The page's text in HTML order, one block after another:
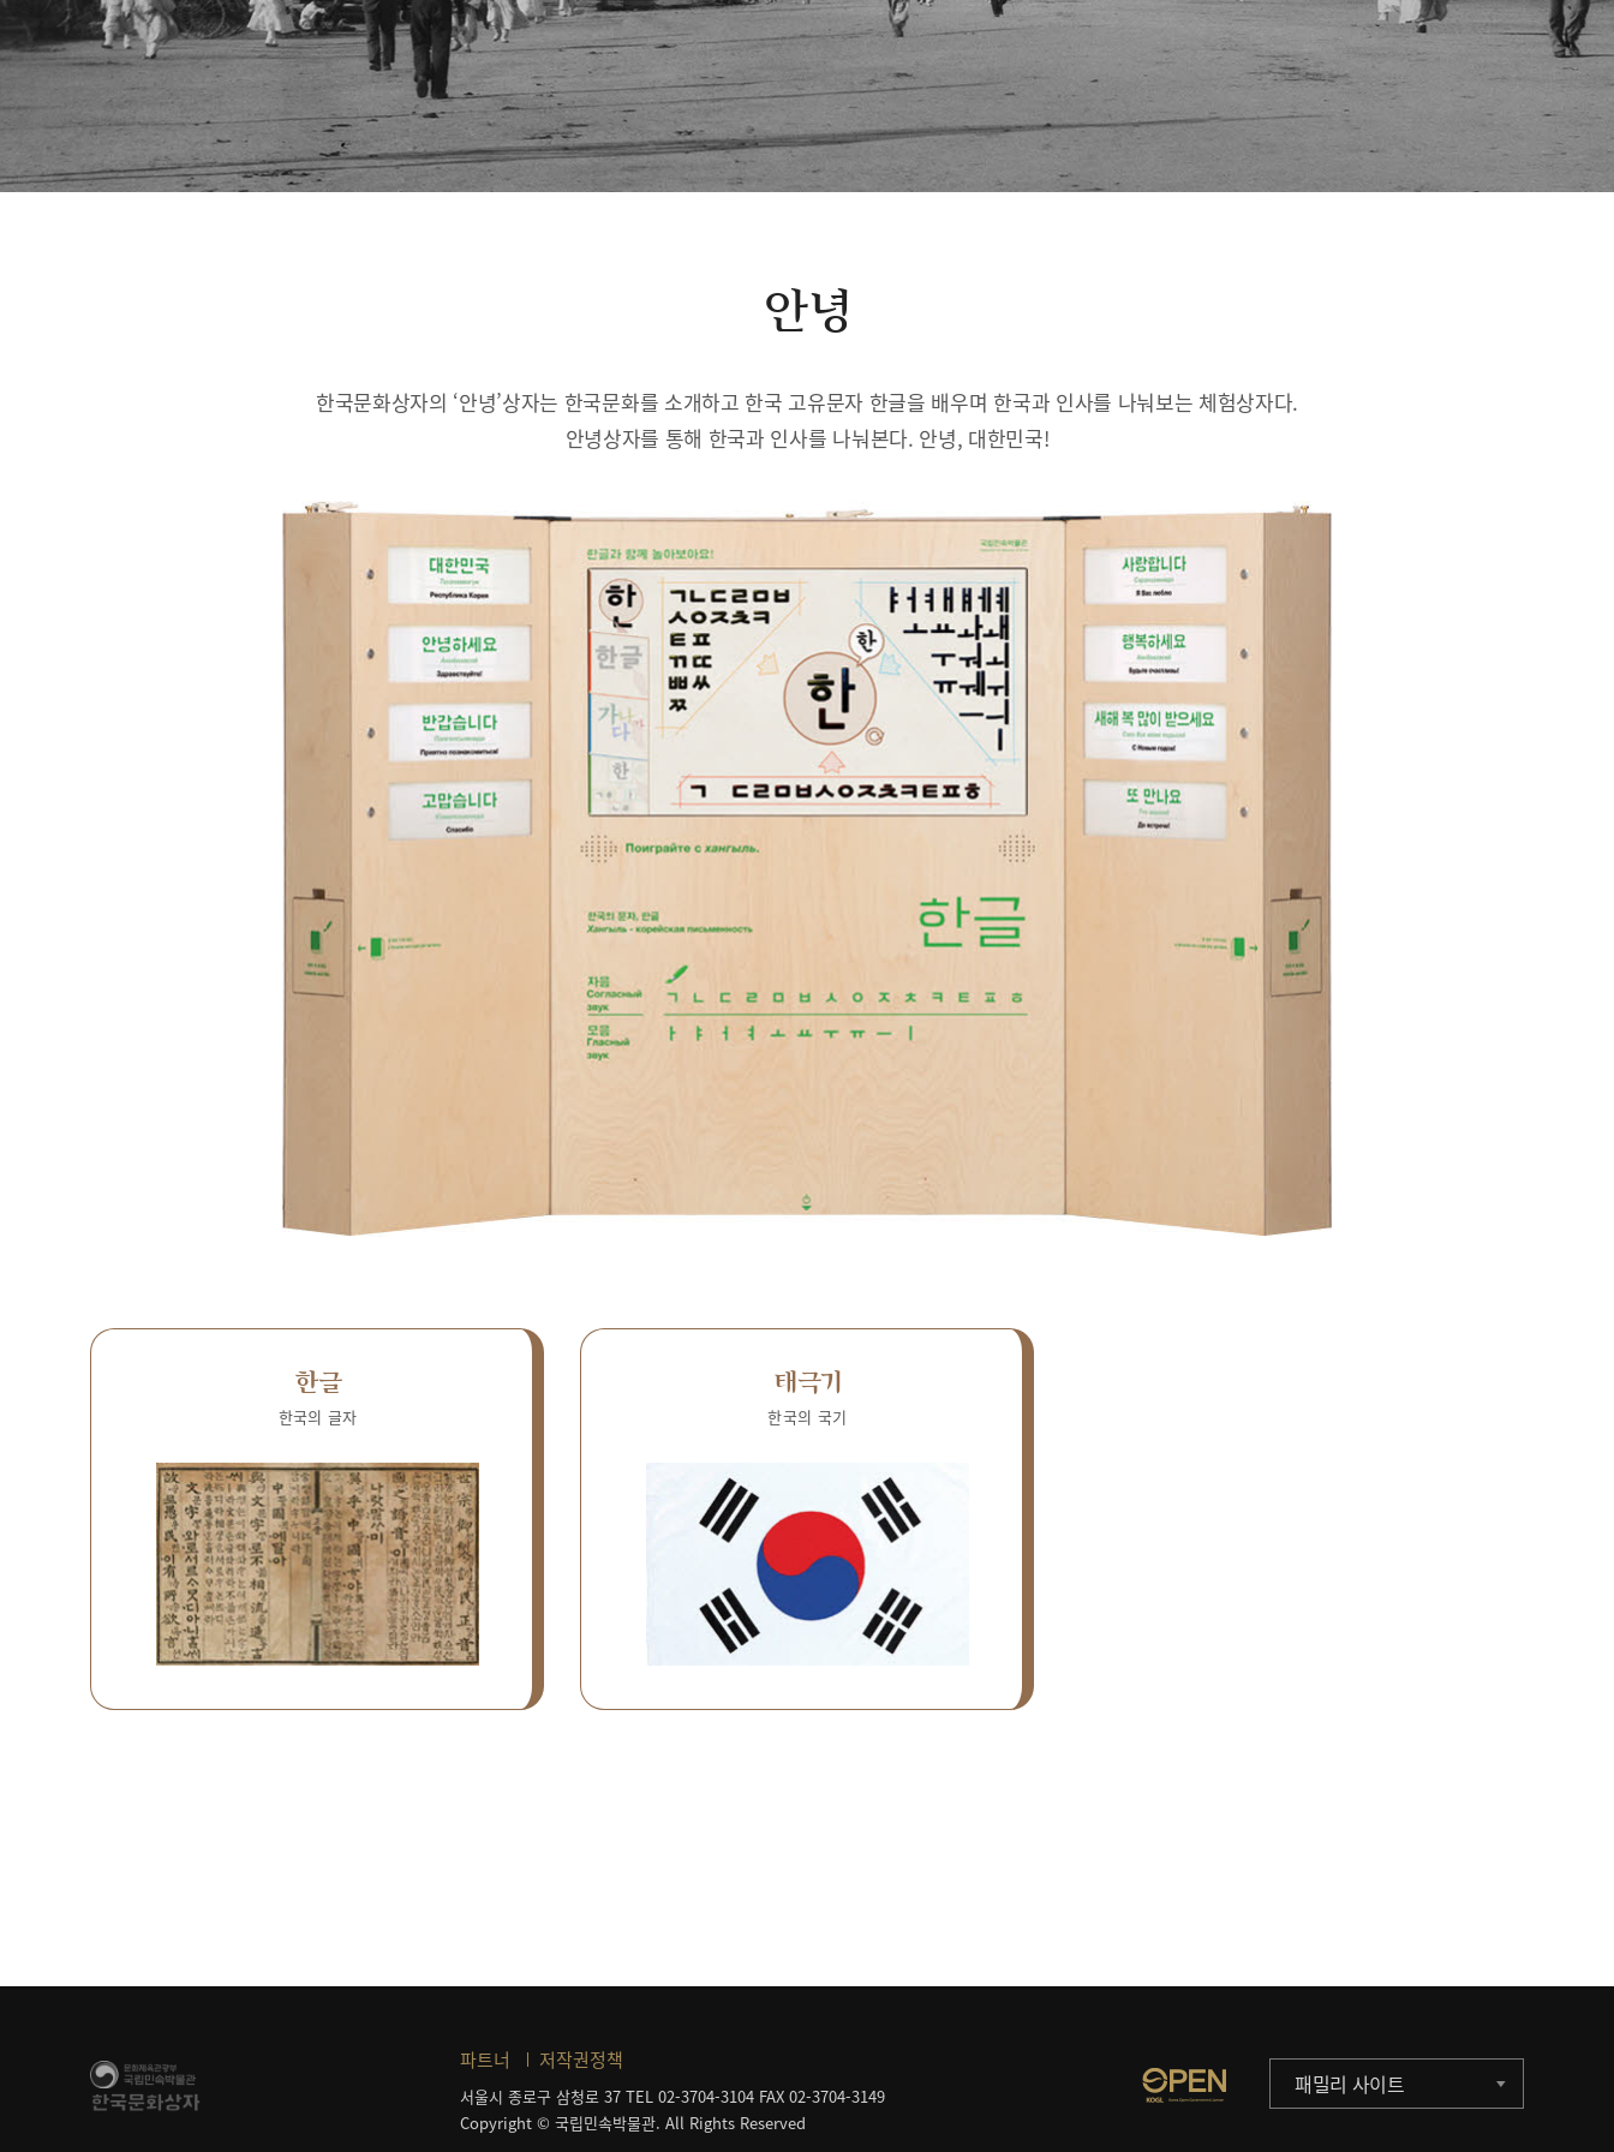
안녕
한국문화상자의 ‘안녕’상자는 한국문화를 소개하고 한국 고유문자 한글을 배우며 한국과 인사를 나눠보는 체험상자다.
안녕상자를 통해 한국과 인사를 나눠본다. 안녕, 대한민국!
한글
한국의 글자
태극기
한국의 국기
파트너 저작권정책
서울시 종로구 삼청로 37 TEL 02-3704-3104 FAX 02-3704-3149
Copyright © 국립민속박물관. All Rights Reserved
패밀리 사이트